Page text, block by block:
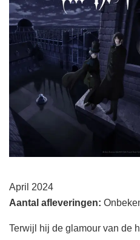
April 2024
Aantal afleveringen:
Terwijl hij de glamour van de